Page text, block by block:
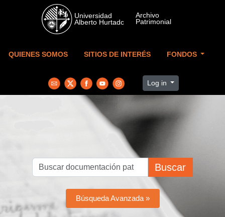
Skip to main content
QUIENES SOMOS SITIOS DE INTERÉS FONDOS
Log in
Buscar
Búsqueda Avanzada »